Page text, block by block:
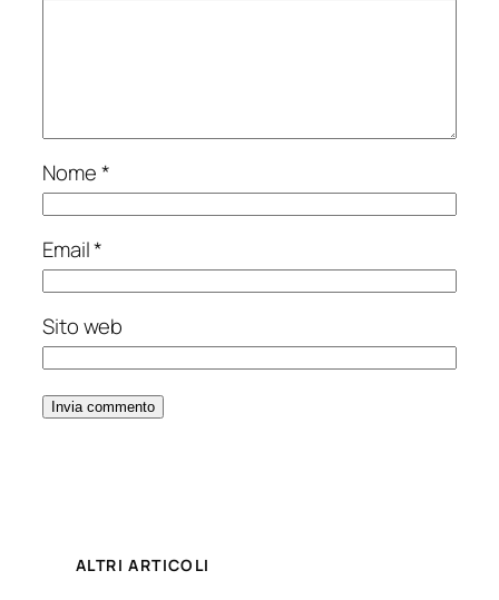
Nome*
Email*
Sito web
ALTRI ARTICOLI